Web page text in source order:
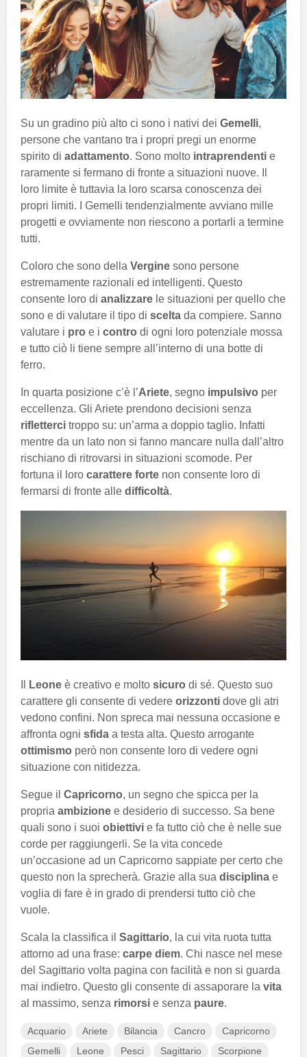
Su un gradino più alto ci sono i nativi dei Gemelli,
persone che vantano tra i propri pregi un enorme
spirito di adattamento. Sono molto intraprendenti e
raramente si fermano di fronte a situazioni nuove. Il
loro limite è tuttavia la loro scarsa conoscenza dei
propri limiti. I Gemelli tendenzialmente avviano mille
progetti e ovviamente non riescono a portarli a termine
tutti.
Coloro che sono della Vergine sono persone
estremamente razionali ed intelligenti. Questo
consente loro di analizzare le situazioni per quello che
sono e di valutare il tipo di scelta da compiere. Sanno
valutare i pro e i contro di ogni loro potenziale mossa
e tutto ciò li tiene sempre all’interno di una botte di
ferro.
In quarta posizione c’è l’Ariete, segno impulsivo per
eccellenza. Gli Ariete prendono decisioni senza
rifletterci troppo su: un’arma a doppio taglio. Infatti
mentre da un lato non si fanno mancare nulla dall’altro
rischiano di ritrovarsi in situazioni scomode. Per
fortuna il loro carattere forte non consente loro di
fermarsi di fronte alle difficoltà.
Leone è creativo e molto sicuro di sé. Questo suo
carattere gli consente di vedere orizzonti dove gli atri
vedono confini. Non spreca mai nessuna occasione e
affronta ogni sfida a testa alta. Questo arrogante
ottimismo però non consente loro di vedere ogni
situazione con nitidezza.
Segue il Capricorno, un segno che spicca per la
propria ambizione e desiderio di successo. Sa bene
quali sono i suoi obiettivi e fa tutto ciò che è nelle sue
corde per raggiungerli. Se la vita concede
un’occasione ad un Capricorno sappiate per certo che
questo non la sprecherà. Grazie alla sua disciplina e
voglia di fare è in grado di prendersi tutto ciò che
vuole.
Scala la classifica il Sagittario, la cui vita ruota tutta
attorno ad una frase: carpe diem. Chi nasce nel mese
del Sagittario volta pagina con facilità e non si guarda
mai indietro. Questo gli consente di assaporare la vita
al massimo, senza rimorsi e senza paure.
Acquario Ariete Bilancia Cancro
Capricorno
Gemelli
Leone Pesci Sagittario
Scorpione